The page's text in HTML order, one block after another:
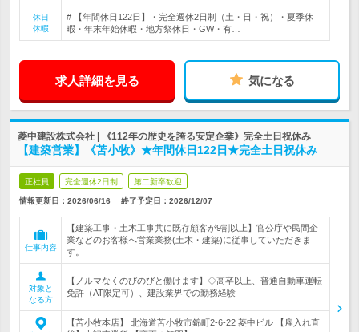
休日
休暇
# 【年間休日122日】・完全週休2日制（土・日・祝）・夏季休
暇・年末年始休暇・地方祭休日・GW・有…
求人詳細を見る 気になる
菱中建設株式会社 | 《112年の歴史を誇る安定企業》完全土日祝休み
【建築営業】《苫小牧》★年間休日122日★完全土日祝休み
正社員 完全週休2日制 第二新卒歓迎
情報更新日：2026/06/16 終了予定日： 2026/12/07
仕事内容
【建築工事・土木工事共に既存顧客が9割以上】官公庁や民間企
業などのお客様へ営業業務(土木・建築)に従事していただきま
す。
対象と
なる方
【ノルマなくのびのびと働けます】◇高卒以上、普通自動車運転
免許（AT限定可）、建設業界での勤務経験
【苫小牧本店】 北海道苫小牧市錦町2-6-22 菱中ビル 【雇入れ直